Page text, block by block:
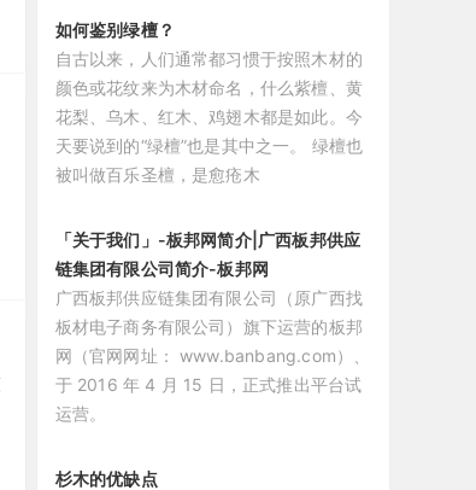
如何鉴别绿檀？
自古以来，人们通常都习惯于按照木材的
颜色或花纹来为木材命名，什么紫檀、黄
花梨、乌木、红木、鸡翅木都是如此。今
天要说到的“绿檀”也是其中之一。 绿檀也
被叫做百乐圣檀，是愈疮木
「关于我们」-板邦网简介|广西板邦供应
链集团有限公司简介-板邦网
广西板邦供应链集团有限公司（原广西找
板材电子商务有限公司）旗下运营的板邦
网（官网网址： www.banbang.com）、
于 2016 年 4 月 15 日，正式推出平台试
运营。
杉木的优缺点